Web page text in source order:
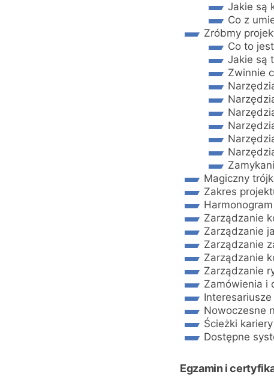
Jakie są
Co z
Zróbmy
Co to
Jakie są
Zwinnie
Magiczny
Zakres
Zarządzanie
Zarządzanie
Zarządzanie
Zarządzanie
Zarządzanie
Zamówienia i
Nowoczesne
Ścieżki kariery
Dostępne
Egzamin i